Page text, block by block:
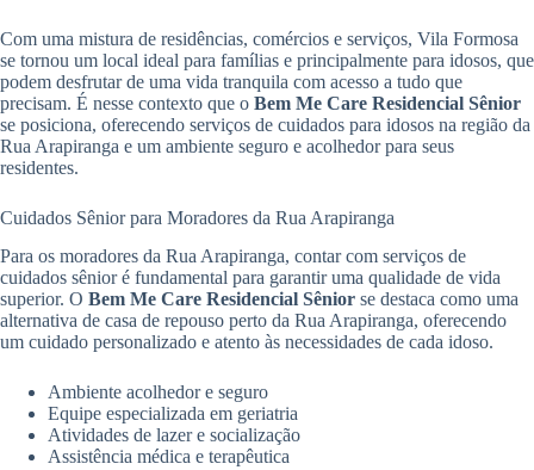
Com uma mistura de residências, comércios e serviços, Vila Formosa
se tornou um local ideal para famílias e principalmente para idosos, que
podem desfrutar de uma vida tranquila com acesso a tudo que
precisam. É nesse contexto que o Bem Me Care Residencial Sênior
se posiciona, oferecendo serviços de cuidados para idosos na região da
Rua Arapiranga e um ambiente seguro e acolhedor para seus
residentes.
Cuidados Sênior para Moradores da Rua Arapiranga
Para os moradores da Rua Arapiranga, contar com serviços de
cuidados sênior é fundamental para garantir uma qualidade de vida
superior. O Bem Me Care Residencial Sênior se destaca como uma
alternativa de casa de repouso perto da Rua Arapiranga, oferecendo
um cuidado personalizado e atento às necessidades de cada idoso.
Ambiente acolhedor e seguro
Equipe especializada em geriatria
Atividades de lazer e socialização
Assistência médica e terapêutica